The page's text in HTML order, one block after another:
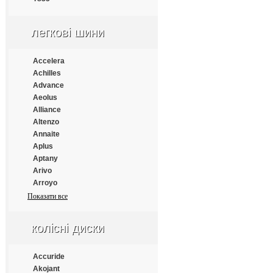
Continental
Cooper Chengshan
Cossack
CrossWind
Daewoo
Dayton
Debica
Deestone
Diamondback
Distance
Double Coin
Double Happiness
Double Road
Doublestar
Doupro
Duraturn
Eced
Ecovision
легкові шини
Accelera
Achilles
Advance
Aeolus
Alliance
Altenzo
Annaite
Aplus
Aptany
Arivo
Arroyo
Atlander
Austone
Bars
Barum
Показати все
колісні диски
Accuride
Akojant